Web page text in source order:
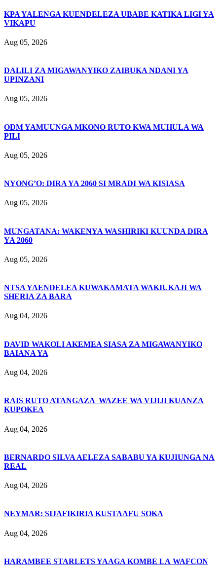
KPA YALENGA KUENDELEZA UBABE KATIKA LIGI YA
VIKAPU
Aug 05, 2026
DALILI ZA MIGAWANYIKO ZAIBUKA NDANI YA
UPINZANI
Aug 05, 2026
ODM YAMUUNGA MKONO RUTO KWA MUHULA WA
PILI
Aug 05, 2026
NYONG’O: DIRA YA 2060 SI MRADI WA KISIASA
Aug 05, 2026
MUNGATANA: WAKENYA WASHIRIKI KUUNDA DIRA
YA 2060
Aug 05, 2026
NTSA YAENDELEA KUWAKAMATA WAKIUKAJI WA
SHERIA ZA BARA
Aug 04, 2026
DAVID WAKOLI AKEMEA SIASA ZA MIGAWANYIKO
BAIANA YA
Aug 04, 2026
RAIS RUTO ATANGAZA WAZEE WA VIJIJI KUANZA
KUPOKEA
Aug 04, 2026
BERNARDO SILVA AELEZA SABABU YA KUJIUNGA NA
REAL
Aug 04, 2026
NEYMAR: SIJAFIKIRIA KUSTAAFU SOKA
Aug 04, 2026
HARAMBEE STARLETS YAAGA KOMBE LA WAFCON